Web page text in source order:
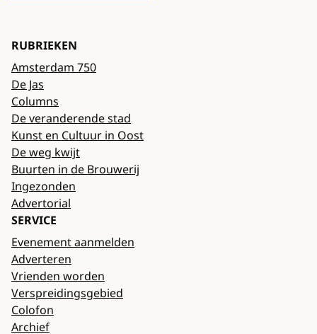
RUBRIEKEN
Amsterdam 750
De Jas
Columns
De veranderende stad
Kunst en Cultuur in Oost
De weg kwijt
Buurten in de Brouwerij
Ingezonden
Advertorial
SERVICE
Evenement aanmelden
Adverteren
Vrienden worden
Verspreidingsgebied
Colofon
Archief